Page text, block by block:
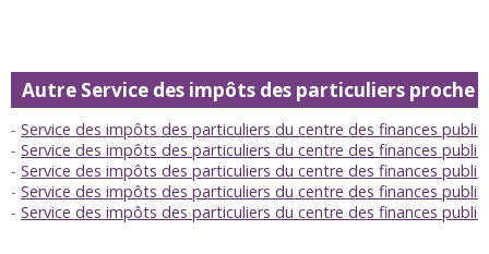
Autre Service des impôts des particuliers proche
Service des impôts des particuliers du centre des finances
Service des impôts des particuliers du centre des finances
Service des impôts des particuliers du centre des finances
Service des impôts des particuliers du centre des finances
Service des impôts des particuliers du centre des finances